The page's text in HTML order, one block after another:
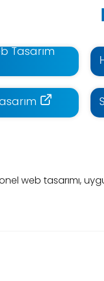
Tasarım
web tasarımı,